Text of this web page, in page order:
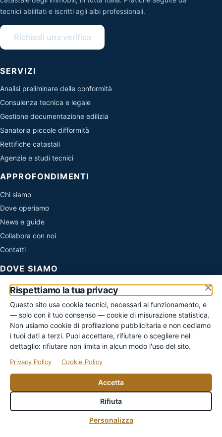
tecnici abilitati e iscritti agli albi professionali.
Richiedi una verifica
SERVIZI
Analisi preliminare delle conformità
Consulenza tecnica e legale
Gestione documentazione edilizia
Sanatoria piccole difformità
Rettifiche catastali
Agenzie e studi tecnici
APPROFONDIMENTI
Chi siamo
Dove operiamo
News e guide
Collabora con noi
Contatti
DOVE SIAMO
Evo Sistemi di Cirone Simone
Via Fratelli Cairoli 45
06073 Corciano (PG)
P. IVA 02949240549
info@regolarizza.it
Lun–Ven 9:00–18:30
Preferiamo le richieste scritte: così la tua situazione arriva
completa al tecnico giusto e ricevi una risposta documentata.
© 2026 Evo Sistemi di Cirone Simone — Tutti i diritti riservati
×
Rispettiamo la tua privacy
Questo sito usa cookie tecnici, necessari al funzionamento, e
— solo con il tuo consenso — cookie di misurazione statistica.
Non usiamo cookie di profilazione pubblicitaria e non cediamo
i tuoi dati a terzi. Puoi accettare, rifiutare o scegliere nel
dettaglio: rifiutare non limita in alcun modo l'uso del sito.
Privacy Policy Cookie Policy
Accetta
Rifiuta
Personalizza ♿